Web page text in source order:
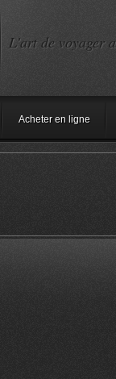
L'art de voyager
Acheter en ligne